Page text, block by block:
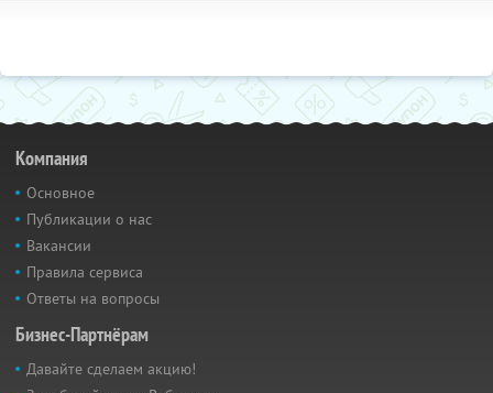
Компания
Основное
Публикации о нас
Вакансии
Правила сервиса
Ответы на вопросы
Бизнес-Партнёрам
Давайте сделаем акцию!